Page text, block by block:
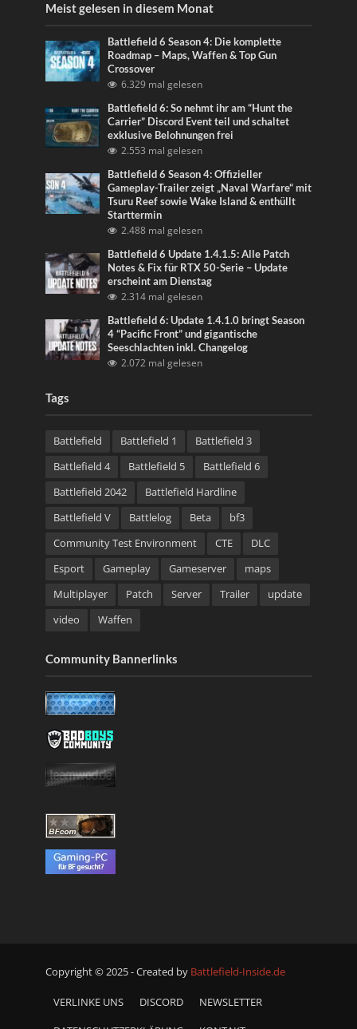
Meist gelesen in diesem Monat
Battlefield 6 Season 4: Die komplette
Roadmap – Maps, Waffen & Top Gun
Crossover
6.329 mal gelesen
Battlefield 6: So nehmt ihr am “Hunt the
Carrier” Discord Event teil und schaltet
exklusive Belohnungen frei
2.553 mal gelesen
Battlefield 6 Season 4: Offizieller
Gameplay-Trailer zeigt „Naval Warfare“ mit
Tsuru Reef sowie Wake Island & enthüllt
Starttermin
2.488 mal gelesen
Battlefield 6 Update 1.4.1.5: Alle Patch
Notes & Fix für RTX 50-Serie – Update
erscheint am Dienstag
2.314 mal gelesen
Battlefield 6: Update 1.4.1.0 bringt Season
4 “Pacific Front” und gigantische
Seeschlachten inkl. Changelog
2.072 mal gelesen
Tags
Battlefield Battlefield 1
Battlefield 3
Battlefield 4
Battlefield 5
Battlefield 6
Battlefield 2042
Battlefield Hardline
Battlefield V
Battlelog Beta
bf3
Community Test Environment
CTE
DLC
Esport
Gameplay Gameserver
maps
Multiplayer
Patch Server Trailer
update
video
Waffen
Community Bannerlinks
Copyright © 2025 - Created by Battlefield-Inside.de
VERLINKE UNS DISCORD NEWSLETTER